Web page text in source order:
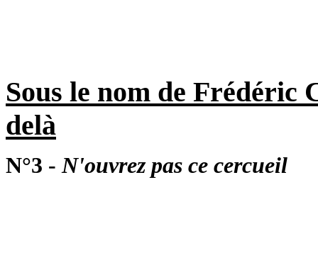
Sous le nom de Frédéric
delà
N°3 -N'ouvrez pas ce cercueil